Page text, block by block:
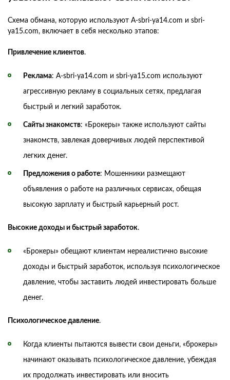
Схема обмана, которую используют A-sbri-ya14.com и sbri-
ya15.com, включает в себя несколько этапов:
Привлечение клиентов.
Реклама: A-sbri-ya14.com и sbri-ya15.com используют
агрессивную рекламу в социальных сетях, предлагая
быстрый и легкий заработок.
Сайты знакомств: «Брокеры» также используют сайты
знакомств, завлекая доверчивых людей перспективой
легких денег.
Предложения о работе: Мошенники размещают
объявления о работе на различных сервисах, обещая
высокую зарплату и быстрый карьерный рост.
Высокие доходы и быстрый заработок.
«Брокеры» обещают клиентам нереалистично высокие
доходы и быстрый заработок, используя психологическое
давление, чтобы заставить людей инвестировать больше
денег.
Психологическое давление.
Когда клиенты пытаются вывести свои деньги, «брокеры»
начинают оказывать психологическое давление, убеждая
их продолжать инвестировать или вносить